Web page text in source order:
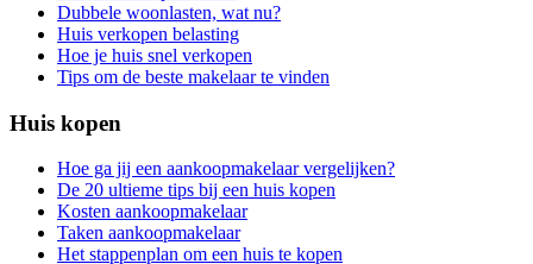
Dubbele woonlasten, wat nu?
Huis verkopen belasting
Hoe je huis snel verkopen
Tips om de beste makelaar te vinden
Huis kopen
Hoe ga jij een aankoopmakelaar vergelijken?
De 20 ultieme tips bij een huis kopen
Kosten aankoopmakelaar
Taken aankoopmakelaar
Het stappenplan om een huis te kopen